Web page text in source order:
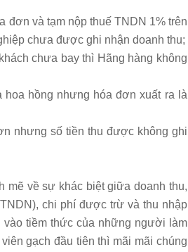
đơn và tạm nộp thuế TNDN 1% trên
chưa được ghi nhận doanh thu;
chưa bay thì Hãng hàng không
hồng nhưng hóa đơn xuất ra là
nhưng số tiền thu được không ghi
mẽ về sự khác biệt giữa doanh thu,
chi phí được trừ và thu nhập
vào tiềm thức của những người làm
gạch đầu tiên thì mãi mãi chúng